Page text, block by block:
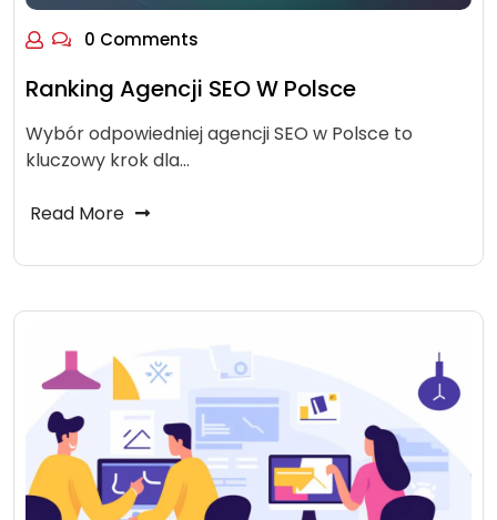
0 Comments
Ranking Agencji SEO W Polsce
Wybór odpowiedniej agencji SEO w Polsce to
kluczowy krok dla…
Read More